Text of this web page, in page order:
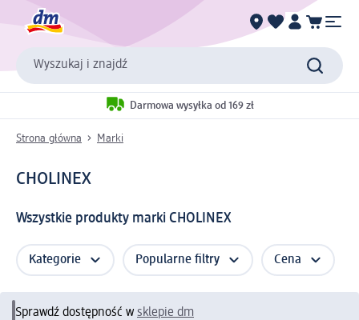
Wyszukaj i znajdź
Darmowa wysyłka od 169 zł
Strona główna Marki
CHOLINEX
Wszystkie produkty marki CHOLINEX
Kategorie Popularne filtry Cena
Sprawdź dostępność w sklepie dm